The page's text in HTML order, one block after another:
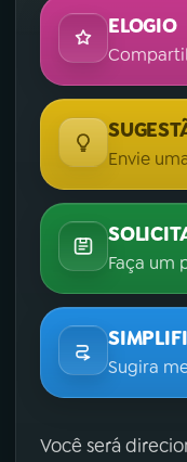
ELOGIO
Envie
Faça um
Sugira
Você será